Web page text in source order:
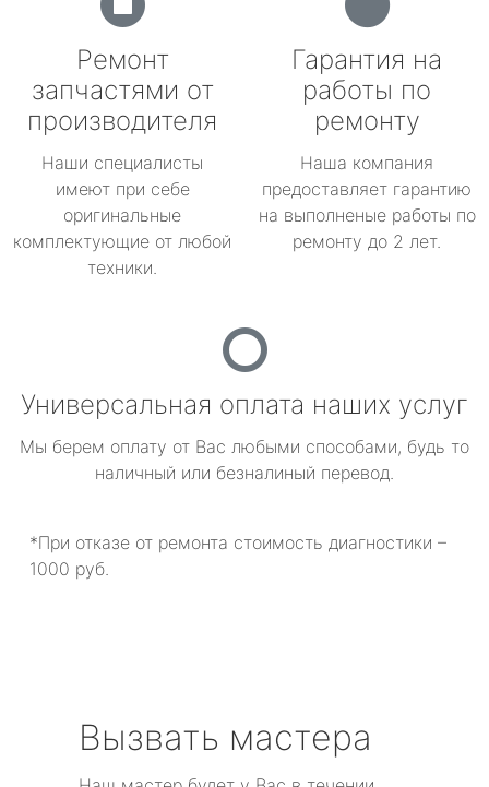
Ремонт
запчастями от
производителя
Наши специалисты
имеют при себе
оригинальные
комплектующие от любой
техники.
Гарантия на
работы по
ремонту
Наша компания
предоставляет гарантию
на выполненые работы по
ремонту до 2 лет.
Универсальная оплата наших услуг
Мы берем оплату от Вас любыми способами, будь то
наличный или безналиный перевод.
*При отказе от ремонта стоимость диагностики –
1000 руб.
Вызвать мастера